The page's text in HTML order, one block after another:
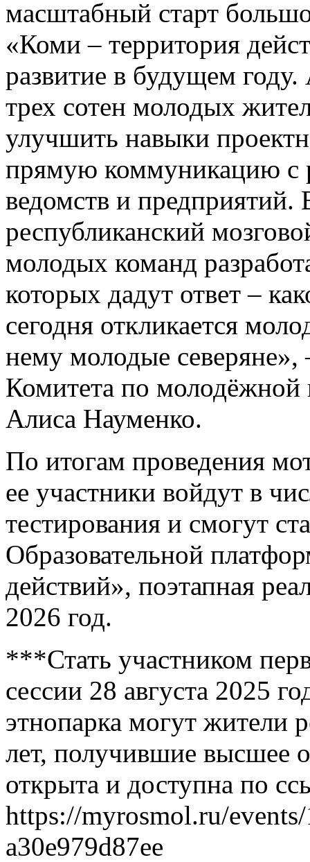
масштабный старт
«Коми – территория
развитие в будущем
трех сотен молодых
улучшить навыки
прямую коммуникацию с
ведомств и предприятий.
республиканский
молодых команд
которых дадут ответ –
сегодня откликается
нему молодые северяне»,
Комитета по
Алиса Науменко.
По итогам проведения
ее участники войдут в
тестирования и смогут
Образовательной
действий», поэтапная
2026 год.
***Стать участником
сессии 28 августа 2025
этнопарка могут жители
лет, получившие высшее
открыта и доступна по
https://myrosmol.ru/
a30e979d87ee